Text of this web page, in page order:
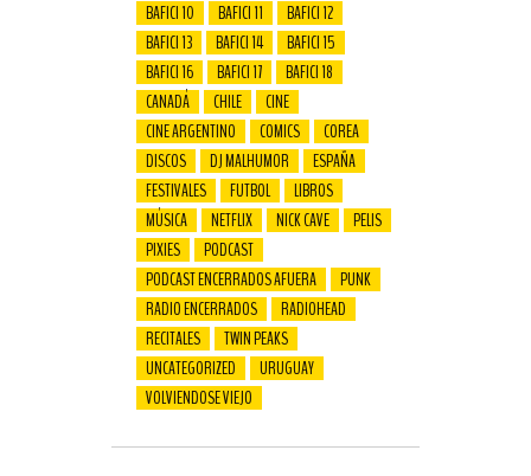
BAFICI 10
BAFICI 11
BAFICI 12
BAFICI 13
BAFICI 14
BAFICI 15
BAFICI 16
BAFICI 17
BAFICI 18
CANADÁ
CHILE
CINE
CINE ARGENTINO
COMICS
COREA
DISCOS
DJ MALHUMOR
ESPAÑA
FESTIVALES
FUTBOL
LIBROS
MÚSICA
NETFLIX NICK CAVE
PELIS
PIXIES
PODCAST
PODCAST ENCERRADOS AFUERA
PUNK
RADIO ENCERRADOS
RADIOHEAD
RECITALES
TWIN PEAKS
UNCATEGORIZED
URUGUAY
VOLVIENDOSE VIEJO